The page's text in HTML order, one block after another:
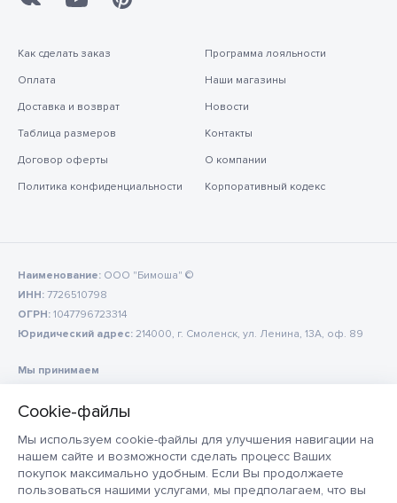
Мы используем cookie-файлы для улучшения навигации на
нашем сайте и возможности сделать процесс Ваших
покупок максимально удобным. Если Вы продолжаете
пользоваться нашими услугами, мы предполагаем, что вы
Как сделать заказ
Оплата
Доставка и возврат
Таблица размеров
Договор оферты
Политика конфиденциальности
Программа лояльности
Наши магазины
Новости
Контакты
О компании
Корпоративный кодекс
Наименование: ООО "Бимоша" ©
ИНН: 7726510798
ОГРН: 1047796723314
Юридический адрес: 214000, г. Смоленск, ул. Ленина, 13А, оф. 89
Мы принимаем